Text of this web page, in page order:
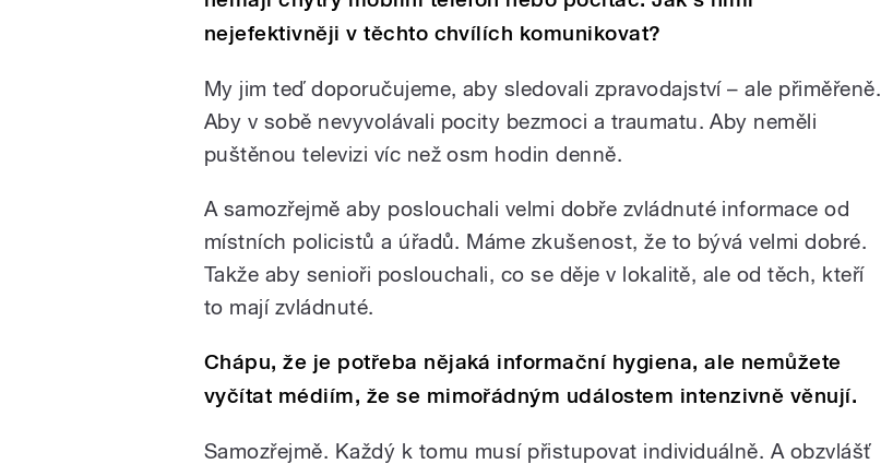
nejefektivněji v těchto chvílích komunikovat?
My jim teď doporučujeme, aby sledovali zpravodajství – ale přiměřeně.
Aby v sobě nevyvolávali pocity bezmoci a traumatu. Aby neměli
puštěnou televizi víc než osm hodin denně.
A samozřejmě aby poslouchali velmi dobře zvládnuté informace od
místních policistů a úřadů. Máme zkušenost, že to bývá velmi dobré.
Takže aby senioři poslouchali, co se děje v lokalitě, ale od těch, kteří
to mají zvládnuté.
Chápu, že je potřeba nějaká informační hygiena, ale nemůžete
vyčítat médiím, že se mimořádným událostem intenzivně věnují.
Samozřejmě. Každý k tomu musí přistupovat individuálně. A obzvlášť